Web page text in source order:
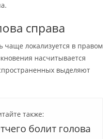
справа
чаще локализуется в правом
насчитывается
выделяют
также:
болит голова